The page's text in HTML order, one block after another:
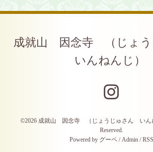
成就山 因念寺 （じょ
いんねんじ）
©2026 成就山 因念寺 （じょうじゅさん いん
Reserved.
Powered by グーペ/Admin /RSS